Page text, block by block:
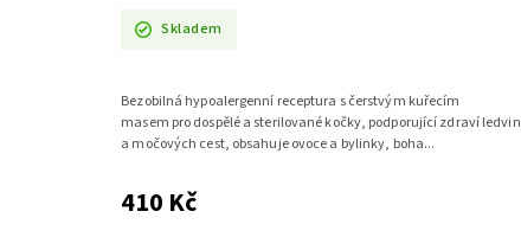
Skladem
410 Kč
Bezobilná hypoalergenní receptura s čerstvým kuřecím
masem pro dospělé a sterilované kočky, podporující zdraví ledvin
a močových cest, obsahuje ovoce a bylinky, boha...